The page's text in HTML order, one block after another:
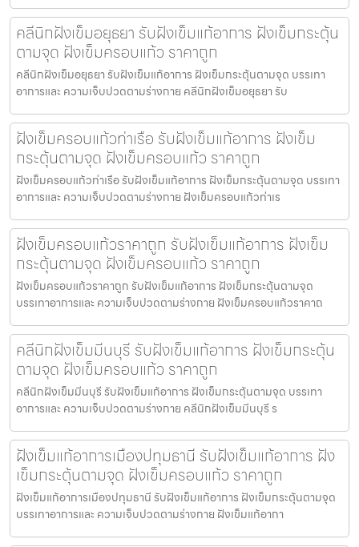
คลีนิกฝังเข็มอยุธยา รับฝังเข็มแก้อาการ ฝังเข็มกระตุ้น
ตามจุด ฝังเข็มครอบแก้ว ราคาถูก
คลีนิกฝังเข็มอยุธยา รับฝังเข็มแก้อาการ ฝังเข็มกระตุ้นตามจุด บรรเทา
อาการและ ความเจ็บปวดตามร่างกาย คลีนิกฝังเข็มอยุธยา รับ
ฝังเข็มครอบแก้วท่าเรือ รับฝังเข็มแก้อาการ ฝังเข็ม
กระตุ้นตามจุด ฝังเข็มครอบแก้ว ราคาถูก
ฝังเข็มครอบแก้วท่าเรือ รับฝังเข็มแก้อาการ ฝังเข็มกระตุ้นตามจุด บรรเทา
อาการและ ความเจ็บปวดตามร่างกาย ฝังเข็มครอบแก้วท่าเร
ฝังเข็มครอบแก้วราคาถูก รับฝังเข็มแก้อาการ ฝังเข็ม
กระตุ้นตามจุด ฝังเข็มครอบแก้ว ราคาถูก
ฝังเข็มครอบแก้วราคาถูก รับฝังเข็มแก้อาการ ฝังเข็มกระตุ้นตามจุด
บรรเทาอาการและ ความเจ็บปวดตามร่างกาย ฝังเข็มครอบแก้วราคาถ
คลีนิกฝังเข็มมีนบุรี รับฝังเข็มแก้อาการ ฝังเข็มกระตุ้น
ตามจุด ฝังเข็มครอบแก้ว ราคาถูก
คลีนิกฝังเข็มมีนบุรี รับฝังเข็มแก้อาการ ฝังเข็มกระตุ้นตามจุด บรรเทา
อาการและ ความเจ็บปวดตามร่างกาย คลีนิกฝังเข็มมีนบุรี ร
ฝังเข็มแก้อาการเมืองปทุมธานี รับฝังเข็มแก้อาการ ฝัง
เข็มกระตุ้นตามจุด ฝังเข็มครอบแก้ว ราคาถูก
ฝังเข็มแก้อาการเมืองปทุมธานี รับฝังเข็มแก้อาการ ฝังเข็มกระตุ้นตามจุด
บรรเทาอาการและ ความเจ็บปวดตามร่างกาย ฝังเข็มแก้อากา